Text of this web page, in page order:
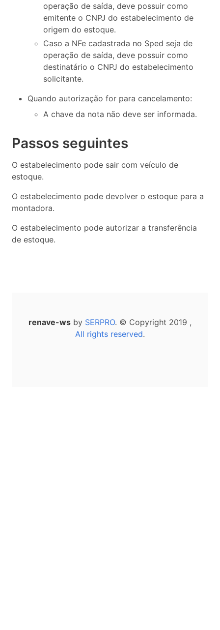
operação de saída, deve possuir como
emitente o CNPJ do estabelecimento de
origem do estoque.
Caso a NFe cadastrada no Sped seja de
operação de saída, deve possuir como
destinatário o CNPJ do estabelecimento
solicitante.
Quando autorização for para cancelamento:
A chave da nota não deve ser informada.
Passos seguintes
O estabelecimento pode sair com veículo de
estoque.
O estabelecimento pode devolver o estoque para a
montadora.
O estabelecimento pode autorizar a transferência
de estoque.
renave-ws by SERPRO. © Copyright 2019 ,
All rights reserved.